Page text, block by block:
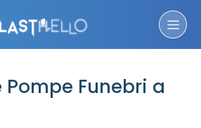
Pompe Funebri a